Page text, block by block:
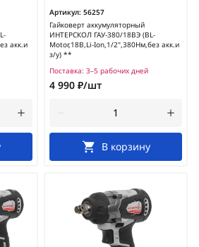
акк.и
Артикул: 56257
Гайковерт аккумуляторный
ИНТЕРСКОЛ ГАУ-380/18ВЭ (BL-
Motor,18В,Li-Ion,1/2",380Нм,без акк.и
з/у) **
Поставка: 3–5 рабочих дней
4 990 ₽/шт
В корзину